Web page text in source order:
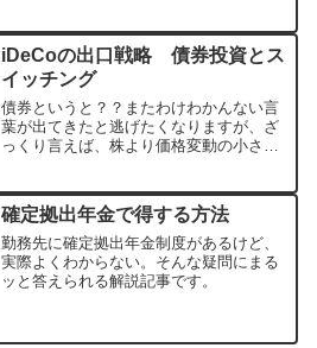
りました。iDeCoの加入者要件は国民年
金...
iDeCoの出口戦略 債券投資とス
イッチング
債券というと？？またわけわかんない言
葉が出てきたと逃げたくなりますが、ざ
っくり言えば、株より価格変動の小さい
き込まれないよう、保有割合を株から債
券へスイッチングし...
確定拠出年金で得する方法
勤務先に確定拠出年金制度があるけど、
実際よくわからない。そんな疑問にまる
ッと答えられる解説記事です。